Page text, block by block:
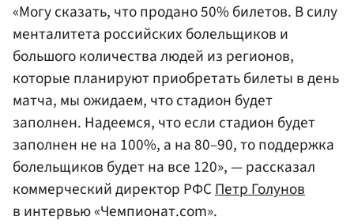
«Могу сказать, что продано 50% билетов. В силу
менталитета российских болельщиков и
большого количества людей из регионов,
которые планируют приобретать билеты в день
матча, мы ожидаем, что стадион будет
заполнен. Надеемся, что если стадион будет
заполнен не на 100%, а на 80–90, то поддержка
болельщиков будет на все 120», — рассказал
коммерческий директор РФСПетр Голунов
в интервью «Чемпионат.com».